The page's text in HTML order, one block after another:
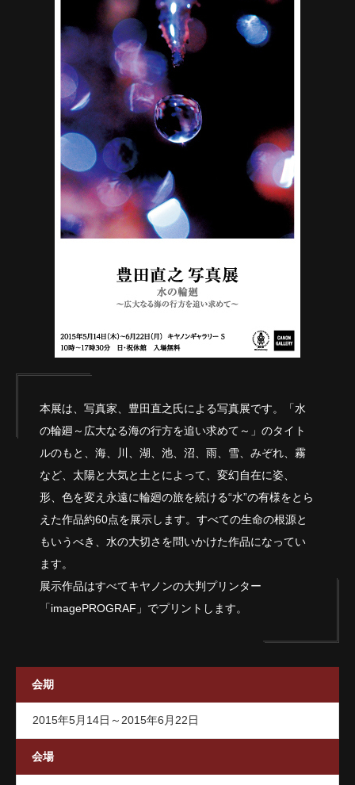
本展は、写真家、豊田直之氏による写真展です。「水
の輪廻～広大なる海の行方を追い求めて～」のタイト
ルのもと、海、川、湖、池、沼、雨、雪、みぞれ、霧
など、太陽と大気と土とによって、変幻自在に姿、
形、色を変え永遠に輪廻の旅を続ける“水”の有様をとら
えた作品約60点を展示します。すべての生命の根源と
もいうべき、水の大切さを問いかけた作品になってい
ます。
展示作品はすべてキヤノンの大判プリンター
「imagePROGRAF」でプリントします。
会期
会場
2015年5月14日～2015年6月22日